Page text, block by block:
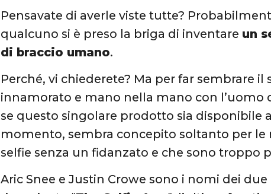
Pensavate di averle viste tutte?
qualcuno si è preso la briga di inventare un
di braccio umano.
Perché, vi chiederete? Ma per far sembrare
innamorato e mano nella mano con l’uomo
se questo singolare prodotto sia disponibile
momento, sembra concepito soltanto per le
selfie senza un fidanzato e che sono troppo
Aric Snee e Justin Crowe sono i nomi dei